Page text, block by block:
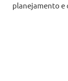
planejamento e